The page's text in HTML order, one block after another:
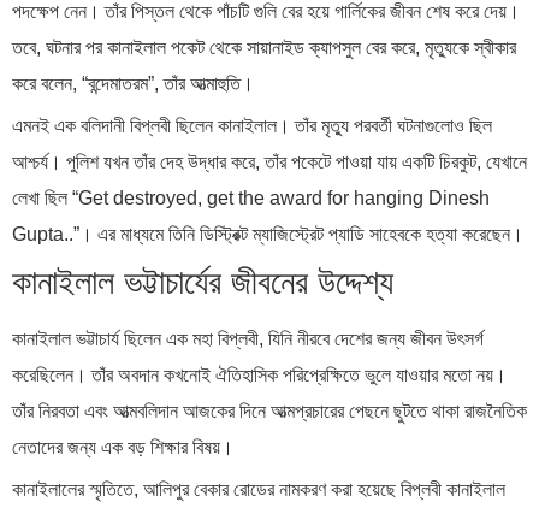
পদক্ষেপ নেন। তাঁর পিস্তল থেকে পাঁচটি গুলি বের হয়ে গার্লিকের জীবন শেষ করে দেয়।
তবে, ঘটনার পর কানাইলাল পকেট থেকে সায়ানাইড ক্যাপসুল বের করে, মৃত্যুকে স্বীকার
করে বলেন, “বন্দেমাতরম”, তাঁর আত্মাহুতি।
এমনই এক বলিদানী বিপ্লবী ছিলেন কানাইলাল। তাঁর মৃত্যু পরবর্তী ঘটনাগুলোও ছিল
আশ্চর্য। পুলিশ যখন তাঁর দেহ উদ্ধার করে, তাঁর পকেটে পাওয়া যায় একটি চিরকুট, যেখানে
লেখা ছিল “Get destroyed, get the award for hanging Dinesh
Gupta..”। এর মাধ্যমে তিনি ডিস্ট্রিক্ট ম্যাজিস্ট্রেট প্যাডি সাহেবকে হত্যা করেছেন।
কানাইলাল ভট্টাচার্যের জীবনের উদ্দেশ্য
কানাইলাল ভট্টাচার্য ছিলেন এক মহা বিপ্লবী, যিনি নীরবে দেশের জন্য জীবন উৎসর্গ
করেছিলেন। তাঁর অবদান কখনোই ঐতিহাসিক পরিপ্রেক্ষিতে ভুলে যাওয়ার মতো নয়।
তাঁর নিরবতা এবং আত্মবলিদান আজকের দিনে আত্মপ্রচারের পেছনে ছুটতে থাকা রাজনৈতিক
নেতাদের জন্য এক বড় শিক্ষার বিষয়।
কানাইলালের স্মৃতিতে, আলিপুর বেকার রোডের নামকরণ করা হয়েছে বিপ্লবী কানাইলাল